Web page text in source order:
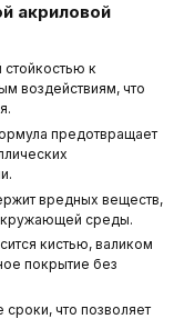
акриловой
к
воздействиям, что
предотвращает
вредных веществ,
среды.
кистью, валиком
покрытие без
что позволяет